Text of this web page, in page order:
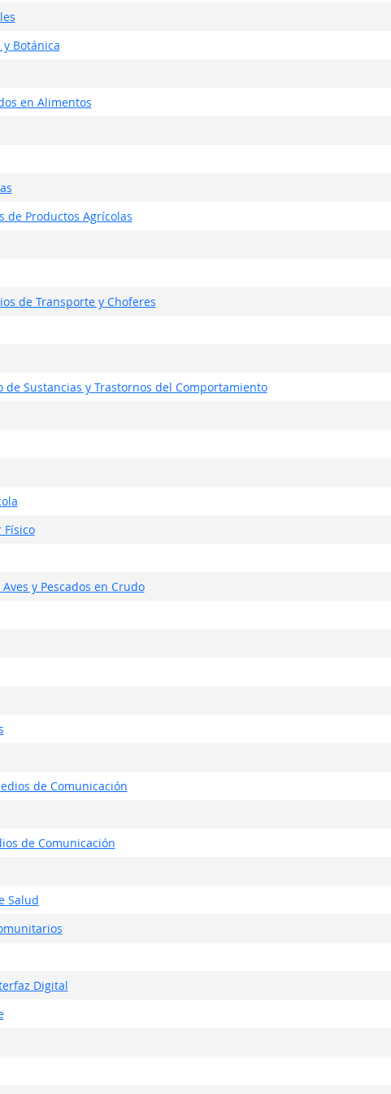
Botánica
en Alimentos
de Productos Agrícolas
de Transporte y Choferes
de Sustancias y Trastornos del Comportamiento
y Pescados en Crudo
de Comunicación
de Comunicación
Salud
Digital